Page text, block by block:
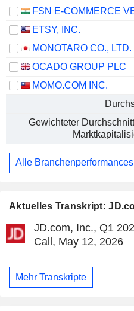
Aktuelles Transkript:
JD.com, Inc., Q1
Call, May 12, 2026
Mehr Transkripte
ETSY, INC.
MONOTARO CO., LTD.
OCADO GROUP PLC
MOMO.COM INC.
Gewichteter
Alle